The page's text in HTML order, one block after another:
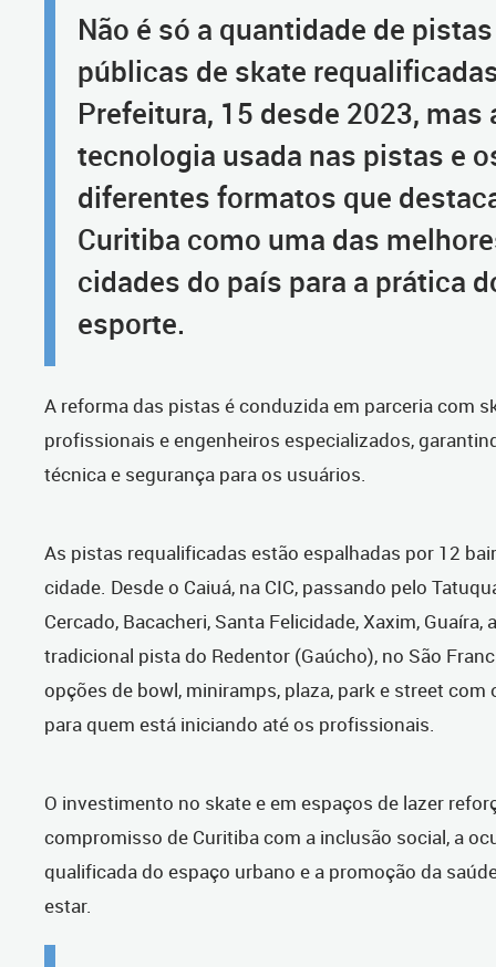
Não é só a quantidade de pistas
públicas de skate
Prefeitura, 15 desde 2023, mas
tecnologia usada nas pistas e
diferentes formatos que
Curitiba como uma das
cidades do país para a prática
esporte.
A reforma das pistas é conduzida em parceria com
profissionais e engenheiros especializados,
técnica e segurança para os usuários.
As pistas requalificadas estão espalhadas por 12
cidade. Desde o Caiuá, na CIC, passando pelo
Cercado, Bacacheri, Santa Felicidade, Xaxim, Guaíra,
tradicional pista do Redentor (Gaúcho), no São
opções de bowl, miniramps, plaza, park e street com
para quem está iniciando até os profissionais.
O investimento no skate e em espaços de lazer
compromisso de Curitiba com a inclusão social, a
qualificada do espaço urbano e a promoção da
estar.